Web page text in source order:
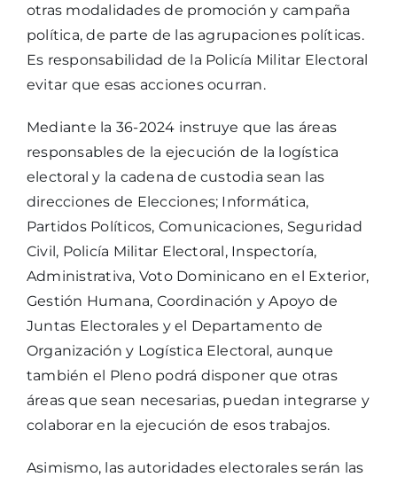
otras modalidades de promoción y campaña
política, de parte de las agrupaciones políticas.
Es responsabilidad de la Policía Militar Electoral
evitar que esas acciones ocurran.
Mediante la 36-2024 instruye que las áreas
responsables de la ejecución de la logística
electoral y la cadena de custodia sean las
direcciones de Elecciones; Informática,
Partidos Políticos, Comunicaciones, Seguridad
Civil, Policía Militar Electoral, Inspectoría,
Administrativa, Voto Dominicano en el Exterior,
Gestión Humana, Coordinación y Apoyo de
Juntas Electorales y el Departamento de
Organización y Logística Electoral, aunque
también el Pleno podrá disponer que otras
áreas que sean necesarias, puedan integrarse y
colaborar en la ejecución de esos trabajos.
Asimismo, las autoridades electorales serán las